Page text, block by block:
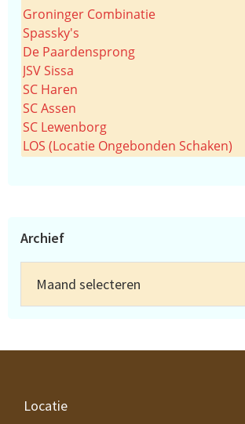
Groninger Combinatie
Spassky's
De Paardensprong
JSV Sissa
SC Haren
SC Assen
SC Lewenborg
LOS (Locatie Ongebonden Schaken)
Archief
Footer
Locatie